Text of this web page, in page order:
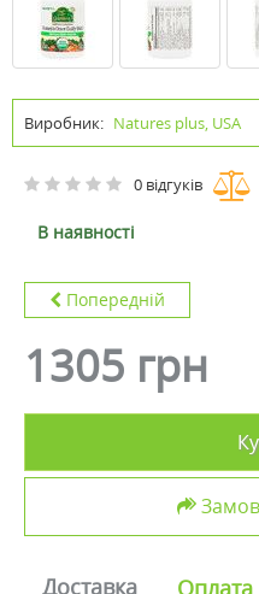
Виробник: Natures plus, USA
0 відгуків
В наявності
Попередній
1305 грн
Доставка Оплата